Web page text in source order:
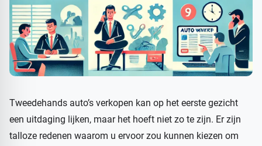
Tweedehands auto’s verkopen kan op het eerste gezicht
een uitdaging lijken, maar het hoeft niet zo te zijn. Er zijn
talloze redenen waarom u ervoor zou kunnen kiezen om